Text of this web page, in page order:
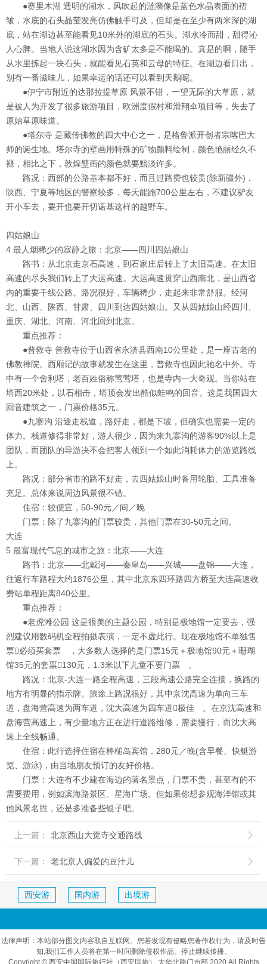
●赛里木湖 透明的湖水，风吹起的涟漪像是蓝色水晶表面的褶
皱，水底的石头晶莹发亮仿佛触手可及，但却是在至少有两米深的湖
底，站在湖边甚至能看见10米外的湖底的石头。湖水冷而甜，甜得沁
人心脾。当地人说这湖水因为含矿太多是不能喝的。真是的啊，随手
从水里拣起一块石头，就能看见石英和云母的特征。在湖边看日出，
别有一番滋味儿，如果幸运的话还可以看到天鹅呢。
●伊宁市附近的达那拉提草原 风景不错，一望无际的大草原，就
是被人为开发了很多旅游项目，欧洲度假村和滑翔伞项目等，失去了
原始草原味道。
●塔尔寺 是藏传佛教的四大中心之一，是格鲁派开创者宗喀巴大
师的诞生地。塔尔寺的壁画用特殊的矿物颜料绘制，颜色艳丽经久不
褪，相比之下，敦煌壁画的颜色就要黯淡许多。
路况： 西部的公路基本都不好，而且过路费也较贵(除新疆外)，
陕西、宁夏等地区的警察较多，每天能跑700公里左右，不建议驴友
开小车去，要开也要开切诺基这样的越野车。
四姑娘山
4 最人烟稀少的寂静之旅：北京——四川四姑娘山
路书： 从北京走京石高速，到石家庄后转上了太旧高速。在太旧
高速的尽头我们转上了大运高速。大运高速贯穿山西南北，是山西省
内的重要干线公路。路况很好，车辆稀少，走起来非常舒服。经河
北、山西、陕西、甘肃、四川到达四姑娘山。又从四姑娘山经四川、
重庆、湖北、河南、河北回到北京。
重点推荐：
●普救寺 普救寺位于山西省永济县西南10公里处，是一座古老的
佛教禅院。西厢记的故事就发生在这里，普救寺也因此驰名中外。寺
中有一个舍利塔，老百姓俗称莺莺塔，也是寺内一大奇观。当你站在
塔西20米处，以石相击，塔顶会发出酷似蛙鸣的回音。这是我国四大
回音建筑之一，门票价格35元。
●九寨沟 沿途走栈道，路好走，都是下坡，但确实也需要一定的
体力。栈道修得非常好，游人很少，因为来九寨沟的游客90%以上是
团队，而团队的导游决不会把客人领到一个如此消耗体力的游览路线
上。
路况： 部分省市的路不好走，去四姑娘山时备用轮胎、工具准备
充足。总体来说周边风景很不错。
住宿： 较便宜，50-90元／间／晚
门票： 除了九寨沟的门票较贵，其他门票在30-50元之间。
大连
5 最富现代气息的城市之旅：北京——大连
路书： 北京——北戴河——秦皇岛——兴城——盘锦——大连，
往返行车路程大约1876公里，其中北京东四环路四方桥至大连高速收
费站单程距离840公里。
重点推荐：
●老虎滩公园 这是很美的主题公园，特别是极地馆一定要去，强
烈建议用数码机全程拍摄表演，一定不虚此行。现在极地馆不单独售
票必须买套票 ，大多数人选择的是门票15元＋极地馆90元＋珊瑚
馆35元的套票130元，1.3米以下儿童不要门票 。
路况： 北京-大连一路全程高速，三段高速公路完全连接，换路的
地方有明显的指示牌。旅途上路况很好，其中京沈高速为单向三车
道，盘海营高速为两车道，沈大高速为四车道极佳 。在京沈高速和
盘海营高速上，有少量地方正在进行道路维修，需要慢行，而沈大高
速上全线畅通。
住宿： 此行选择住宿在棒槌岛宾馆，280元／晚(含早餐、快艇游
览、游泳)，由当地朋友预订的友好价格。
门票： 大连有不少建在海边的著名景点，门票不贵，甚至有的不
需要费用，例如滨海路景区、星海广场。但如果你想参观海洋馆或其
他风景名胜，还是多准备些银子吧。
上一篇： 北京西山大觉寺交通路线 
下一篇： 老北京人偏爱的豆汁儿 
西安游 国内游 出境游
法律声明：本站部分图文内容取自互联网。您若发现有侵略您著作权行为，请及时告
知,我们工作人员将在第一时间删除侵权作品、停止继续传播。
Copyright © 西安中国国际旅行社（西安国旅） 太华北路门市部 2020 All Rights